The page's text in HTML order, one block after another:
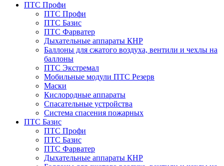
ПТС Профи
ПТС Профи
ПТС Базис
ПТС Фарватер
Дыхательные аппараты КНР
Баллоны для сжатого воздуха, вентили и чехлы на
баллоны
ПТС Экстремал
Мобильные модули ПТС Резерв
Маски
Кислородные аппараты
Спасательные устройства
Система спасения пожарных
ПТС Базис
ПТС Профи
ПТС Базис
ПТС Фарватер
Дыхательные аппараты КНР